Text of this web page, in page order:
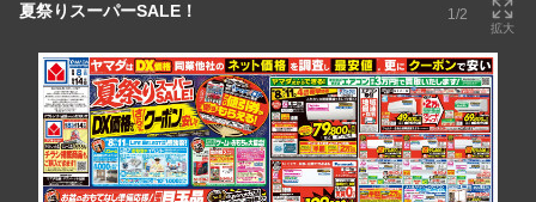
夏祭りスーパーSALE！ 1/2
拡大